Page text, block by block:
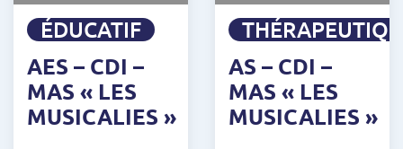
ÉDUCATIF
AES – CDI –
MAS « LES
MUSICALIES »
AS – CDI –
MAS « LES
MUSICALIES »